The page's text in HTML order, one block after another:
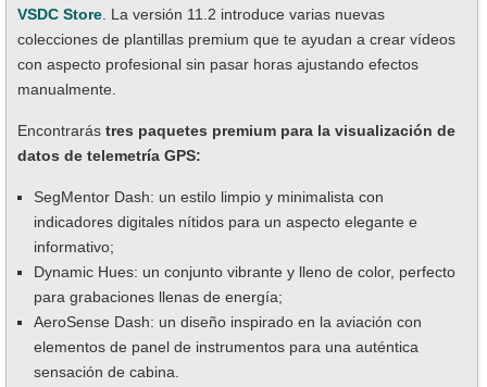
VSDC Store. La versión 11.2 introduce varias nuevas
colecciones de plantillas premium que te ayudan a crear vídeos
con aspecto profesional sin pasar horas ajustando efectos
manualmente.
Encontrarás tres paquetes premium para la visualización de
datos de telemetría GPS:
SegMentor Dash: un estilo limpio y minimalista con
indicadores digitales nítidos para un aspecto elegante e
informativo;
Dynamic Hues: un conjunto vibrante y lleno de color, perfecto
para grabaciones llenas de energía;
AeroSense Dash: un diseño inspirado en la aviación con
elementos de panel de instrumentos para una auténtica
sensación de cabina.